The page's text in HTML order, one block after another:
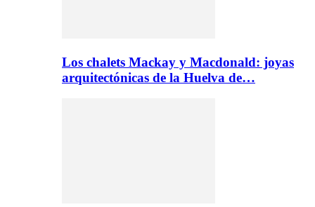
Los chalets Mackay y Macdonald: joyas
arquitectónicas de la Huelva de…